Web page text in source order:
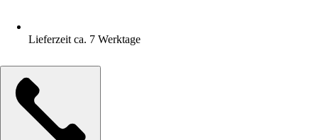
Lieferzeit ca. 7 Werktage